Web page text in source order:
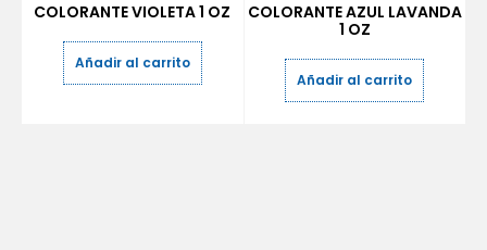
COLORANTE VIOLETA 1 OZ
Añadir al carrito
COLORANTE AZUL LAVANDA
1 OZ
Añadir al carrito